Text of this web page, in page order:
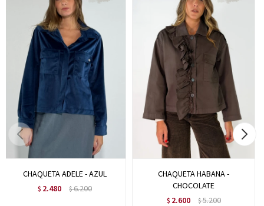
CHAQUETA ADELE - AZUL
$ 2.480 $6.200
CHAQUETA HABANA -
CHOCOLATE
$ 2.600 $5.200